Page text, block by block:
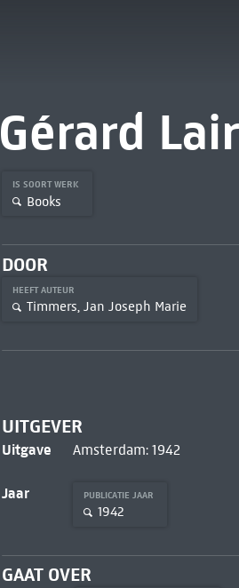
Gérard
IS SOORT WERK
Books
DOOR
HEEFT AUTEUR
Timmers, Jan Joseph Marie
UITGEVER
Uitgave Amsterdam: 1942
Jaar PUBLICATIE JAAR
1942
GAAT OVER